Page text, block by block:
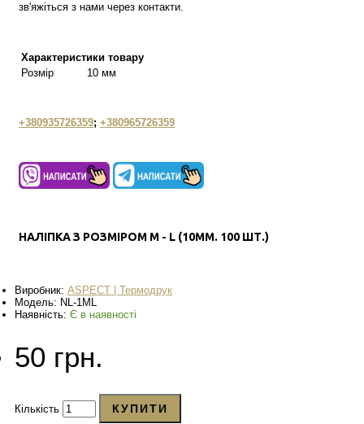
зв'яжіться з нами через контакти.
Характеристики товару
Розмір
10 мм
+380935726359; +380965726359
НАЛІПКА З РОЗМІРОМ M - L (10ММ. 100 ШТ.)
Виробник: ASPECT | Термодрук
Модель: NL-1ML
Наявність: Є в наявності
50 грн.
Кількість КУПИТИ